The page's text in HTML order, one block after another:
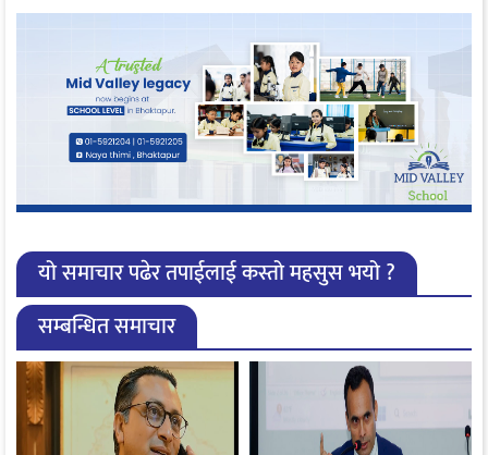
यो समाचार पढेर तपाईलाई कस्तो महसुस भयो ?
सम्बन्धित समाचार